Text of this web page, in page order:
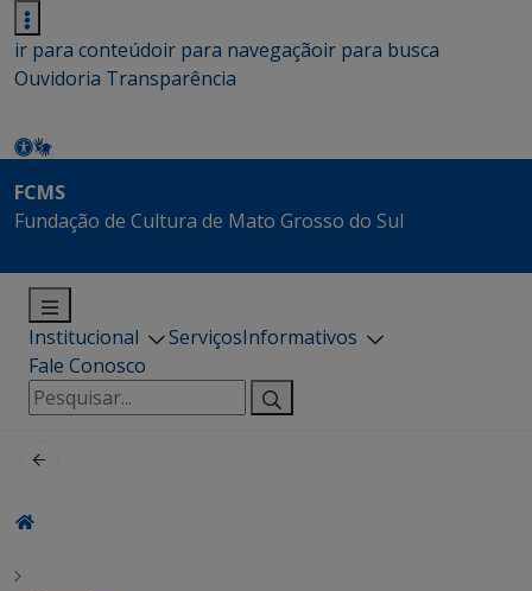
ir para conteúdoir para navegaçãoir para busca
Ouvidoria Transparência
FCMS
Fundação de Cultura de Mato Grosso do Sul
Institucional ServiçosInformativos
Fale Conosco
Pesquisar
por: